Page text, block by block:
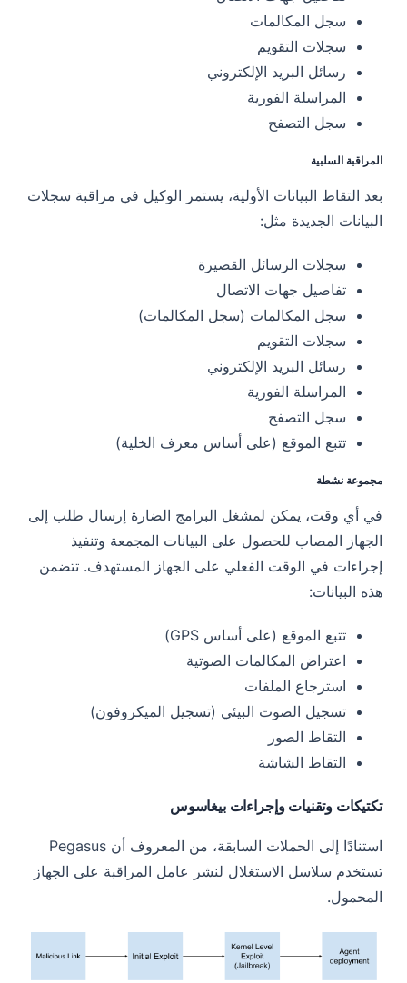
سجل المكالمات
سجلات التقويم
رسائل البريد الإلكتروني
المراسلة الفورية
سجل التصفح
المراقبة السلبية
بعد التقاط البيانات الأولية، يستمر الوكيل في مراقبة سجلات
البيانات الجديدة مثل:
سجلات الرسائل القصيرة
تفاصيل جهات الاتصال
سجل المكالمات (سجل المكالمات)
سجلات التقويم
رسائل البريد الإلكتروني
المراسلة الفورية
سجل التصفح
تتبع الموقع (على أساس معرف الخلية)
مجموعة نشطة
في أي وقت، يمكن لمشغل البرامج الضارة إرسال طلب إلى
الجهاز المصاب للحصول على البيانات المجمعة وتنفيذ
إجراءات في الوقت الفعلي على الجهاز المستهدف. تتضمن
هذه البيانات:
تتبع الموقع (على أساس GPS)
اعتراض المكالمات الصوتية
استرجاع الملفات
تسجيل الصوت البيئي (تسجيل الميكروفون)
التقاط الصور
التقاط الشاشة
تكتيكات وتقنيات وإجراءات بيغاسوس
استنادًا إلى الحملات السابقة، من المعروف أن Pegasus
تستخدم سلاسل الاستغلال لنشر عامل المراقبة على الجهاز
المحمول.